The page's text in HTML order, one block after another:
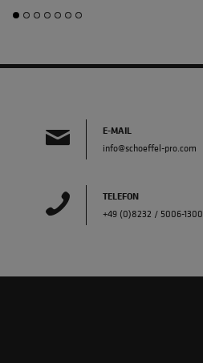
E-MAIL
info@schoeffel-pro.com
TELEFON
+49 (0)8232 / 5006-1300